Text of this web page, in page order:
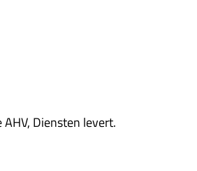
Diensten levert.